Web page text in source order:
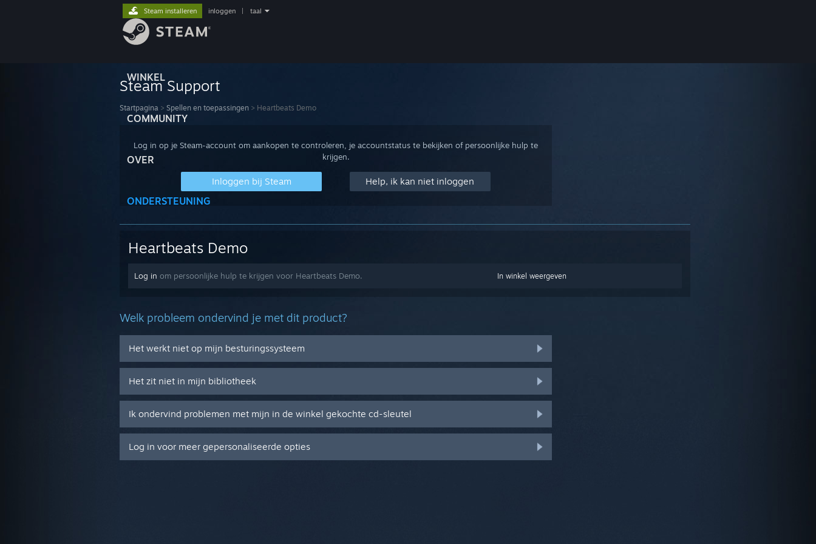
WINKEL
COMMUNITY
OVER
ONDERSTEUNING
Steam installeren inloggen taal
Steam Support
Startpagina > Spellen en toepassingen > Heartbeats Demo
Log in op je Steam-account om aankopen te controleren, je accountstatus te bekijken of persoonlijke hulp te
krijgen.
Inloggen bij Steam Help, ik kan niet inloggen
Heartbeats Demo
In winkel weergeven
Log in om persoonlijke hulp te krijgen voor Heartbeats Demo.
Welk probleem ondervind je met dit product?
Het werkt niet op mijn besturingssysteem
Het zit niet in mijn bibliotheek
Ik ondervind problemen met mijn in de winkel gekochte cd-sleutel
Log in voor meer gepersonaliseerde opties